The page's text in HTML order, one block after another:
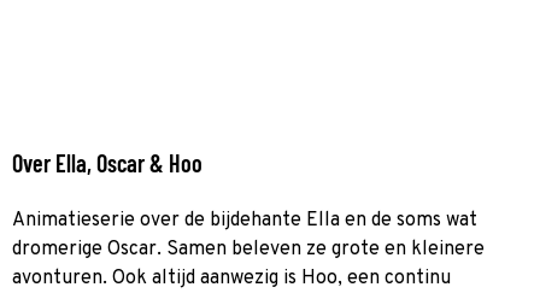
Over Ella, Oscar & Hoo
Animatieserie over de bijdehante Ella en de soms wat
dromerige Oscar. Samen beleven ze grote en kleinere
avonturen. Ook altijd aanwezig is Hoo, een continu